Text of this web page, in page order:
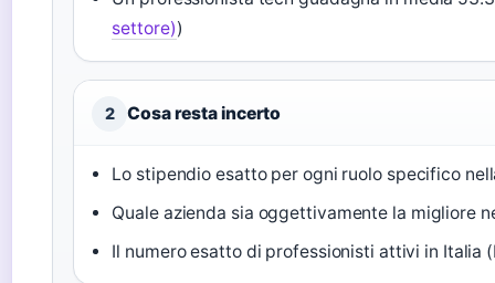
settore))
2 Cosa resta incerto
Lo stipendio esatto per ogni ruolo specifico
Quale azienda sia oggettivamente la migliore
Il numero esatto di professionisti attivi in Italia